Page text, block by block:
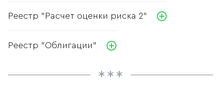
Реестр "Расчет оценки риска 2"
Реестр "Облигации"